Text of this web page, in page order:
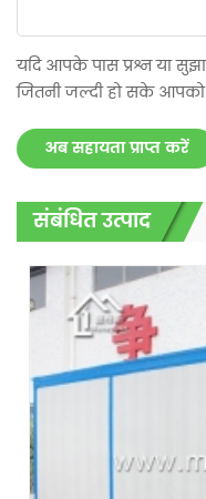
यदि आपके पास प्रश्न या
जितनी जल्दी हो सके आपको
अब सहायता प्राप्त करें
संबंधित उत्पाद